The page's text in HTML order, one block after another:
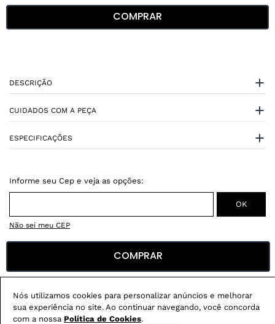
Nós utilizamos cookies para personalizar anúncios e melhorar
sua experiência no site. Ao continuar navegando, você concorda
com a nossa Política de Cookies.
COMPRAR
DESCRIÇÃO
CUIDADOS COM A PEÇA
ESPECIFICAÇÕES
Não sei meu CEP
benefícios:
Em pedidos acima de R$ 499
Compre no site e retire na loja gratuitamente
COMPRAR